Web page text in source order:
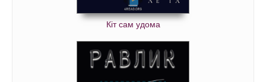
Кіт сам удома